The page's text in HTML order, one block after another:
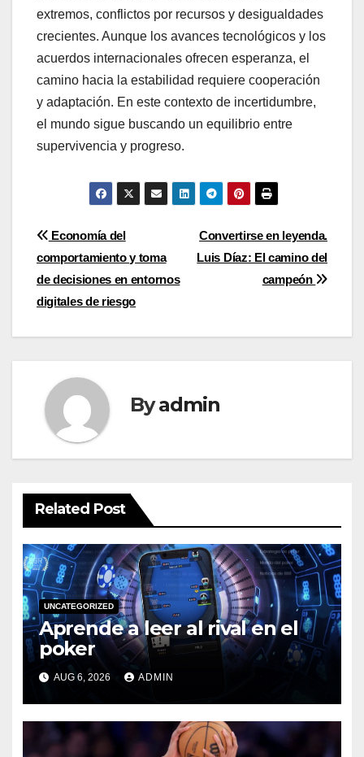
extremos, conflictos por recursos y desigualdades
crecientes. Aunque los avances tecnológicos y los
acuerdos internacionales ofrecen esperanza, el
camino hacia la estabilidad requiere cooperación
y adaptación. En este contexto de incertidumbre,
el mundo sigue buscando un equilibrio entre
supervivencia y progreso.
Post
navigation
Convertirse en leyenda.
Luis Díaz: El camino del
campeón
Economía del
comportamiento y toma
de decisiones en entornos
digitales de riesgo
Byadmin
Related Post
UNCATEGORIZED
Aprende a leer al rival en el
poker
AUG 6, 2026 ADMIN